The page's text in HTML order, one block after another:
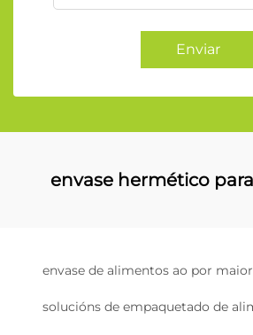
Enviar
envase hermético
envase de alimentos ao por maior
solucións de empaquetado de